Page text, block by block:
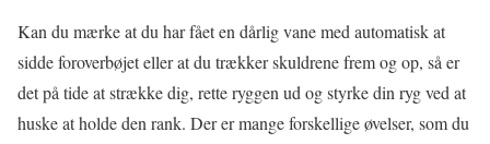
Kan du mærke at du har fået en dårlig vane med automatisk at
sidde foroverbøjet eller at du trækker skuldrene frem og op, så er
det på tide at strække dig, rette ryggen ud og styrke din ryg ved at
huske at holde den rank. Der er mange forskellige øvelser, som du